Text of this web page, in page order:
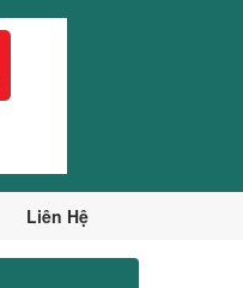
Liên Hệ